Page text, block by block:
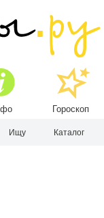
Гороскоп
Ищу Каталог